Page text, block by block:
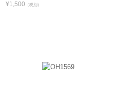
¥1,500 （税別）